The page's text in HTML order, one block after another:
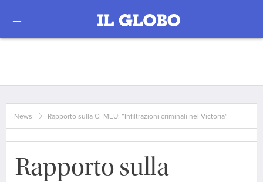
News Rapporto sulla CFMEU: “Infiltrazioni criminali nel Victoria”
Rapporto sulla